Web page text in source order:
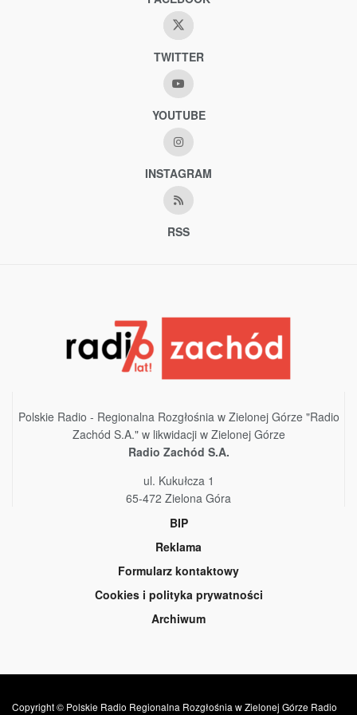
TWITTER
YOUTUBE
INSTAGRAM
RSS
Polskie Radio - Regionalna Rozgłośnia w Zielonej Górze "Radio
Zachód S.A." w likwidacji w Zielonej Górze
Radio Zachód S.A.
ul. Kukułcza 1
65-472 Zielona Góra
BIP
Reklama
Formularz kontaktowy
Cookies i polityka prywatności
Archiwum
Copyright © Polskie Radio Regionalna Rozgłośnia w Zielonej Górze Radio